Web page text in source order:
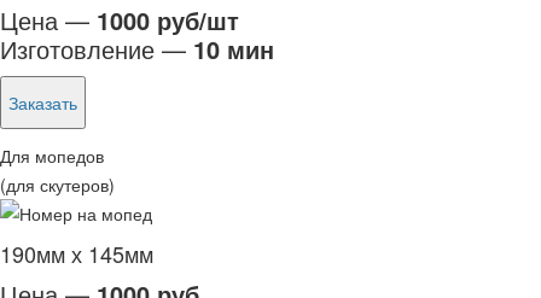
Цена — 1000 руб/шт
Изготовление — 10 мин
Заказать
Для мопедов
(для скутеров)
190мм х 145мм